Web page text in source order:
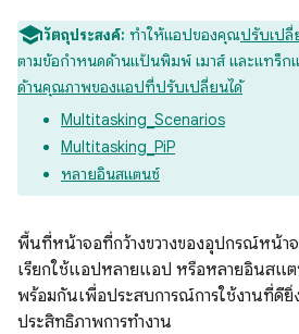
วัตถุประสงค์: ทำให้แอปของคุณปรับเปลี่
ตามข้อกำหนดด้านแป้นพิมพ์ เมาส์ และแทร็ก
ด้านคุณภาพของแอปที่ปรับเปลี่ยนได้
Multitasking_Scenarios
Multitasking_PiP
หลายอินสแตนซ์
พื้นที่หน้าจอที่กว้างขวางของอุปกรณ์หน้า
เรียกใช้แอปหลายแอป หรือหลายอินสแ
พร้อมกันเพื่อประสบการณ์การใช้งานที่ดี
ประสิทธิภาพการทำงาน